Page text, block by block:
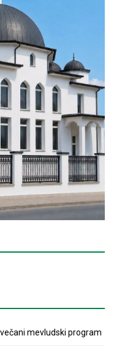
mevludski program